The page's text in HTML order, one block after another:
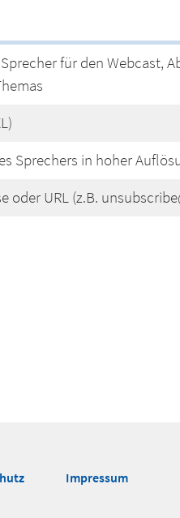
für den Webcast,
Sprechers in hoher
oder URL (z.B.
Impressum